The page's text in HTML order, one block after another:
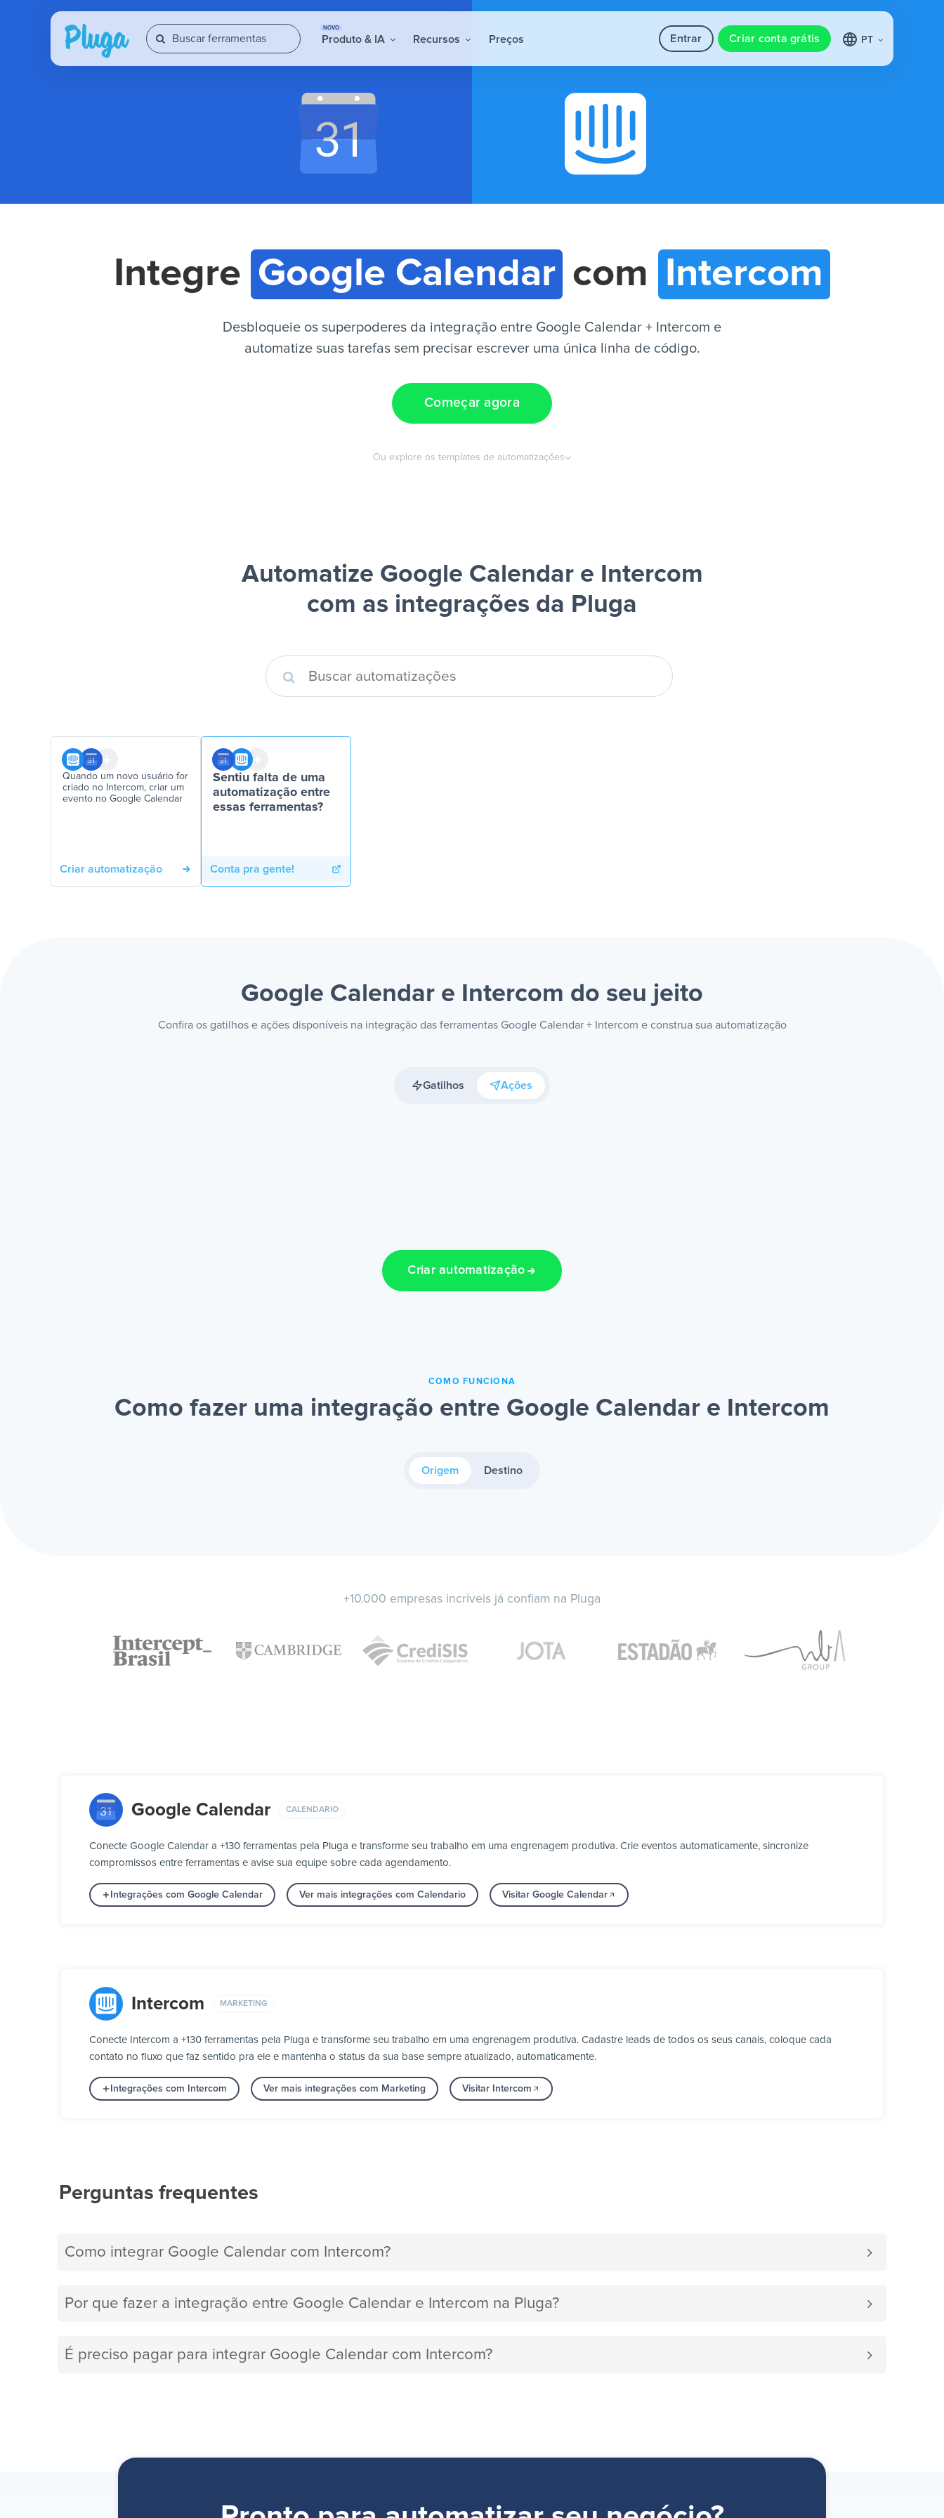
NOVO
Produto & IA Recursos Preços Entrar Criar conta grátis PT
Integre Google Calendar com Intercom
Desbloqueie os superpoderes da integração entre Google Calendar + Intercom e
automatize suas tarefas sem precisar escrever uma única linha de código.
Começar agora
Ou explore os templates de automatizações
Automatize Google Calendar e Intercom
com as integrações da Pluga
Quando um novo usuário for
criado no Intercom, criar um
evento no Google Calendar
Criar automatização
Sentiu falta de uma
automatização entre
essas ferramentas?
Conta pra gente!
Google Calendar e Intercom do seu jeito
Confira os gatilhos e ações disponíveis na integração das ferramentas Google Calendar + Intercom e construa sua automatização
Gatilhos Ações
Criar automatização
COMO FUNCIONA
Como fazer uma integração entre Google Calendar e Intercom
Origem Destino
+10.000 empresas incríveis já confiam na Pluga
Google Calendar CALENDARIO
Conecte Google Calendar a +130 ferramentas pela Pluga e transforme seu trabalho em uma engrenagem produtiva. Crie eventos automaticamente, sincronize
compromissos entre ferramentas e avise sua equipe sobre cada agendamento.
Integrações com Google Calendar Ver mais integrações com Calendario Visitar Google Calendar
Intercom MARKETING
Conecte Intercom a +130 ferramentas pela Pluga e transforme seu trabalho em uma engrenagem produtiva. Cadastre leads de todos os seus canais, coloque cada
contato no fluxo que faz sentido pra ele e mantenha o status da sua base sempre atualizado, automaticamente.
Integrações com Intercom Ver mais integrações com Marketing Visitar Intercom
Perguntas frequentes
Como integrar Google Calendar com Intercom?
Por que fazer a integração entre Google Calendar e Intercom na Pluga?
É preciso pagar para integrar Google Calendar com Intercom?